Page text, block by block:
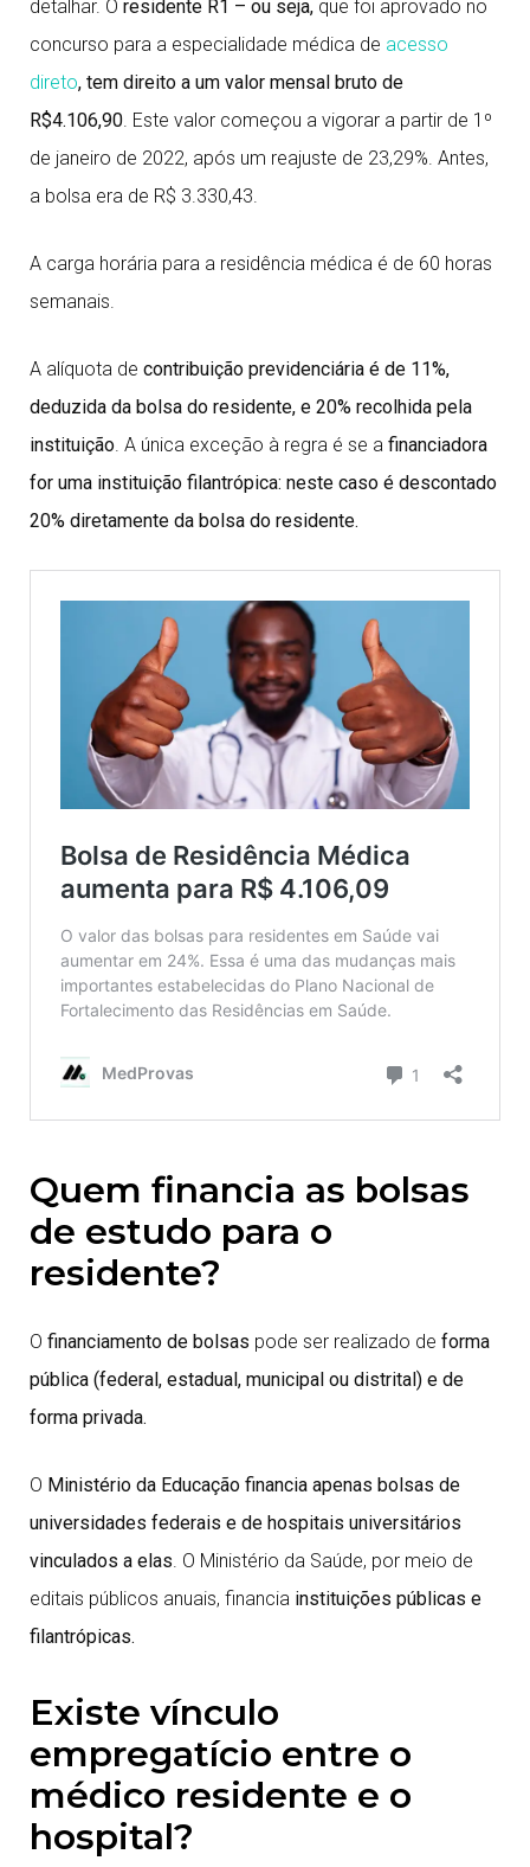
detalhar. O residente R1 – ou seja, que foi aprovado no
concurso para a especialidade médica de acesso
direto, tem direito a um valor mensal bruto de
R$4.106,90. Este valor começou a vigorar a partir de 1º
de janeiro de 2022, após um reajuste de 23,29%. Antes,
a bolsa era de R$ 3.330,43.
A carga horária para a residência médica é de 60 horas
semanais.
A alíquota de contribuição previdenciária é de 11%,
deduzida da bolsa do residente, e 20% recolhida pela
instituição. A única exceção à regra é se a financiadora
for uma instituição filantrópica: neste caso é descontado
20% diretamente da bolsa do residente.
Quem financia as bolsas
de estudo para o
residente?
O financiamento de bolsas pode ser realizado de forma
pública (federal, estadual, municipal ou distrital) e de
forma privada.
O Ministério da Educação financia apenas bolsas de
universidades federais e de hospitais universitários
vinculados a elas. O Ministério da Saúde, por meio de
editais públicos anuais, financia instituições públicas e
filantrópicas.
Existe vínculo
empregatício entre o
médico residente e o
hospital?